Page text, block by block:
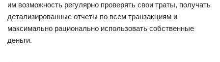
им возможность регулярно проверять свои траты, получать
детализированные отчеты по всем транзакциям и
максимально рационально использовать собственные
деньги.